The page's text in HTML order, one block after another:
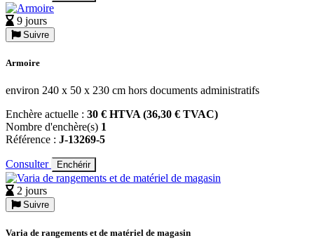
9 jours
Suivre
Armoire
environ 240 x 50 x 230 cm hors documents administratifs
Enchère actuelle : 30 € HTVA (36,30 € TVAC)
Nombre d'enchère(s) 1
Référence : J-13269-5
Consulter Enchérir
2 jours
Suivre
Varia de rangements et de matériel de magasin